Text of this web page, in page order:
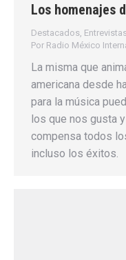
Los homenajes
Destacados
Por Radio México
La misma que
americana desde
para la música
los que nos gusta
compensa todos
incluso los éxitos.